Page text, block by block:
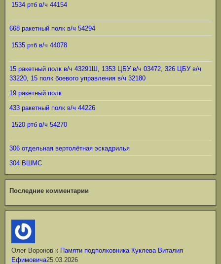
1534 ртб в/ч 44154
668 ракетный полк в/ч 54294
1535 ртб в/ч 44078
15 ракетный полк в/ч 43291Ш, 1353 ЦБУ в/ч 03472, 326 ЦБУ в/ч
33220, 15 полк боевого управления в/ч 32180
19 ракетный полк
433 ракетный полк в/ч 44226
1520 ртб в/ч 54270
306 отдельная вертолётная эскадрилья
304 ВШМС
Последние комментарии
Олег Воронов к Памяти подполковника Куклева Виталия
Ефимовича25.03.2026